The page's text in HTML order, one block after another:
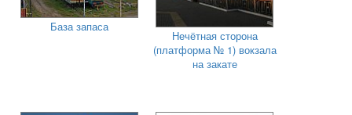
База запаса
Нечётная сторона
(платформа № 1) вокзала
на закате